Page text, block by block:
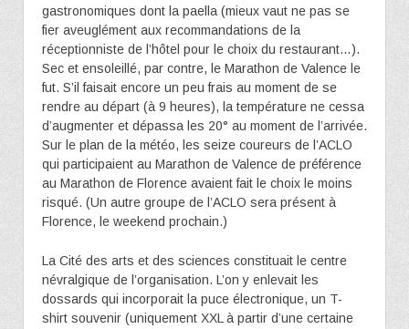
gastronomiques dont la paella (mieux vaut ne pas se
fier aveuglément aux recommandations de la
réceptionniste de l’hôtel pour le choix du restaurant…).
Sec et ensoleillé, par contre, le Marathon de Valence le
fut. S’il faisait encore un peu frais au moment de se
rendre au départ (à 9 heures), la température ne cessa
d’augmenter et dépassa les 20° au moment de l’arrivée.
Sur le plan de la météo, les seize coureurs de l’ACLO
qui participaient au Marathon de Valence de préférence
au Marathon de Florence avaient fait le choix le moins
risqué. (Un autre groupe de l’ACLO sera présent à
Florence, le weekend prochain.)
La Cité des arts et des sciences constituait le centre
névralgique de l’organisation. L’on y enlevait les
dossards qui incorporait la puce électronique, un T-
shirt souvenir (uniquement XXL à partir d’une certaine